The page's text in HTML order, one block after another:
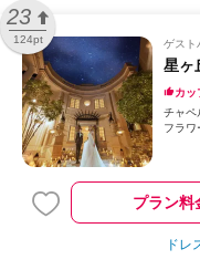
23
124pt ゲスト
星ヶ
カッ
チャペ
フラワ
プラン料
ドレ